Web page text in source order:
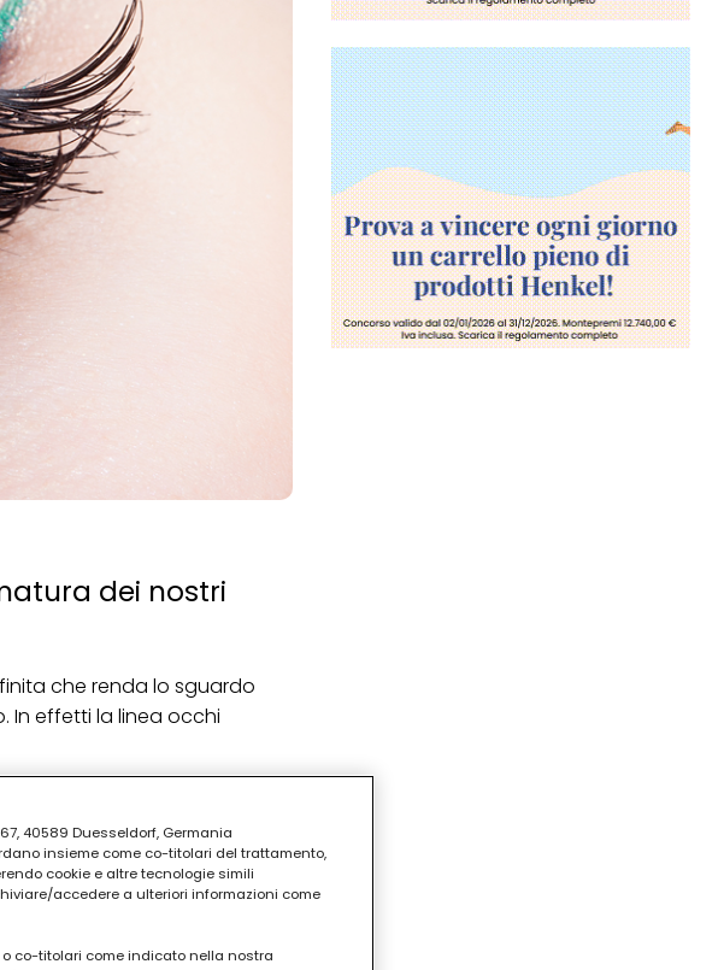
dei nostri
che renda lo sguardo
In effetti la linea occhi
e uguali per
40589 Duesseldorf, Germania
insieme come co-titolari del trattamento,
cookie e altre tecnologie simili
accedere a ulteriori informazioni come
co-titolari come indicato nella nostra